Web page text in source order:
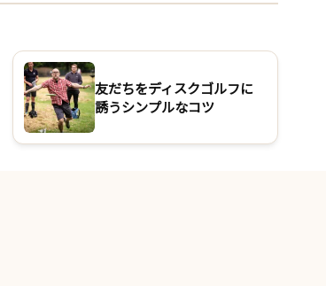
友だちをディスクゴルフに
誘うシンプルなコツ